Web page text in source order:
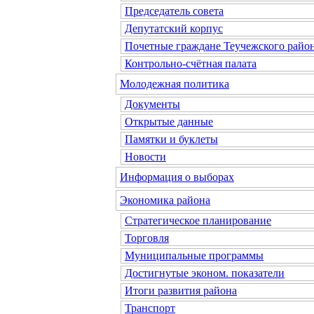
Председатель совета
Депутатский корпус
Почетные граждане Теучежского
Контрольно-счётная палата
Молодежная политика
Документы
Открытые данные
Памятки и буклеты
Новости
Информация о выборах
Экономика района
Стратегическое планирование
Торговля
Муниципальные программы
Достигнутые эконом. показатели
Итоги развития района
Транспорт